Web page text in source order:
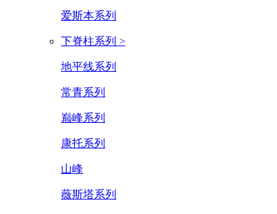
爱斯本系列
下脊柱系列 >
地平线系列
常青系列
巅峰系列
康托系列
山峰
薇斯塔系列